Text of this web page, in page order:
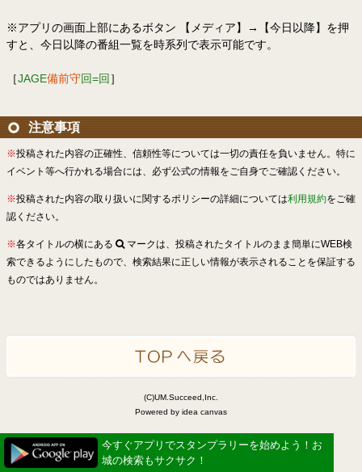
※アプリの画面上部にあるボタン 【メディア】→【今日以降】を押
すと、今日以降の番組一覧を時系列で表示可能です。
［JAGE備前守回=回 ］
注意事項
※投稿された内容の正確性、信頼性等については一切の責任を負いません。特に
イベント等へ行かれる場合には、必ず公式の情報をご自身でご確認ください。
※投稿された内容の取り扱いに関するポリシーの詳細については利用規約をご確
認ください。
※各タイトルの横にある
マークは、投稿されたタイトルのまま簡単にWEB検
索できるようにしたもので、検索結果に正しい情報が表示されることを保証する
ものではありません。
(C)UM.Succeed,Inc.
Powered by idea canvas
今すぐアプリでスタンプラリーを始めよう！お
城の検索もサクサク！